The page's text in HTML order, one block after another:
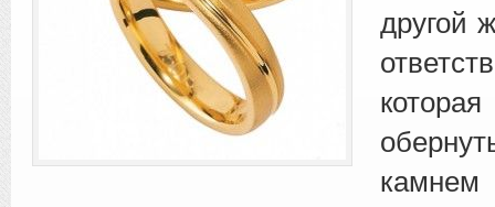
другой
камнем